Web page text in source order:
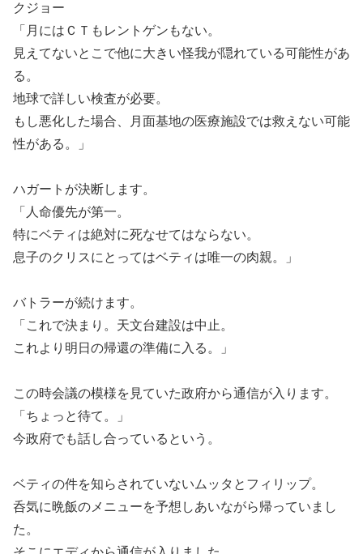
クジョー
「月にはＣＴもレントゲンもない。
見えてないとこで他に大きい怪我が隠れている可能性があ
る。
地球で詳しい検査が必要。
もし悪化した場合、月面基地の医療施設では救えない可能
性がある。」
ハガートが決断します。
「人命優先が第一。
特にベティは絶対に死なせてはならない。
息子のクリスにとってはベティは唯一の肉親。」
バトラーが続けます。
「これで決まり。天文台建設は中止。
これより明日の帰還の準備に入る。」
この時会議の模様を見ていた政府から通信が入ります。
「ちょっと待て。」
今政府でも話し合っているという。
ベティの件を知らされていないムッタとフィリップ。
呑気に晩飯のメニューを予想しあいながら帰っていまし
た。